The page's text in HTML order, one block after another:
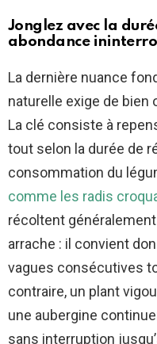
Jonglez avec la
abondance
La dernière nuance
naturelle exige de bien
La clé consiste à
tout selon la durée de
consommation du
comme les radis
récoltent
arrache : il convient
vagues consécutives
contraire, un plant
une aubergine
sans interruption